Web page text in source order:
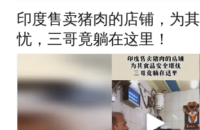
印度售卖猪肉的店铺，为
忧，三哥竟躺在这里！